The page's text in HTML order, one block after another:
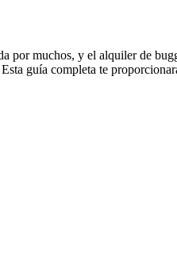
por muchos, y el alquiler de
guía completa te